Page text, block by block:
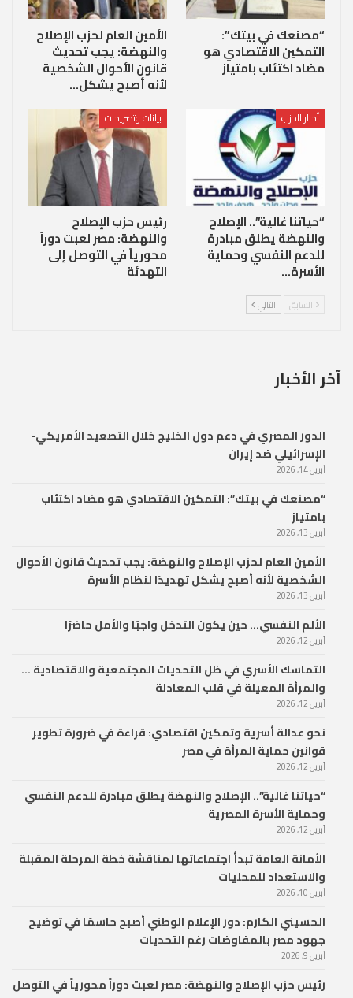
“مصنعك في بيتك”:
التمكين الاقتصادي هو
مضاد اكتئاب بامتياز
الأمين العام لحزب الإصلاح
والنهضة: يجب تحديث
قانون الأحوال الشخصية
لأنه أصبح يشكل…
أخبار الحزب
“حياتنا غالية”.. الإصلاح
والنهضة يطلق مبادرة
للدعم النفسي وحماية
الأسرة…
بيانات وتصريحات
رئيس حزب الإصلاح
والنهضة: مصر لعبت دوراً
محورياً في التوصل إلى
التهدئة
السابق التالي
آخر الأخبار
الدور المصري في دعم دول الخليج خلال التصعيد الأمريكي-
الإسرائيلي ضد إيران
أبريل 14, 2026
“مصنعك في بيتك”: التمكين الاقتصادي هو مضاد اكتئاب
بامتياز
أبريل 13, 2026
الأمين العام لحزب الإصلاح والنهضة: يجب تحديث قانون الأحوال
الشخصية لأنه أصبح يشكل تهديدًا لنظام الأسرة
أبريل 13, 2026
الألم النفسي… حين يكون التدخل واجبًا والأمل حاضرًا
أبريل 12, 2026
التماسك الأسري في ظل التحديات المجتمعية والاقتصادية …
والمرأة المعيلة في قلب المعادلة
أبريل 12, 2026
نحو عدالة أسرية وتمكين اقتصادي: قراءة في ضرورة تطوير
قوانين حماية المرأة في مصر
أبريل 12, 2026
“حياتنا غالية”.. الإصلاح والنهضة يطلق مبادرة للدعم النفسي
وحماية الأسرة المصرية
أبريل 12, 2026
الأمانة العامة تبدأ اجتماعاتها لمناقشة خطة المرحلة المقبلة
والاستعداد للمحليات
أبريل 10, 2026
الحسيني الكارم: دور الإعلام الوطني أصبح حاسمًا في توضيح
جهود مصر بالمفاوضات رغم التحديات
أبريل 9, 2026
رئيس حزب الإصلاح والنهضة: مصر لعبت دوراً محورياً في التوصل